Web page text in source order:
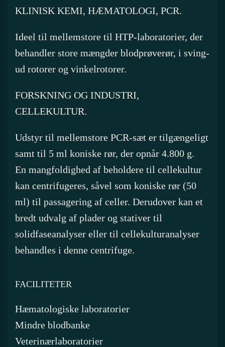
KLINISK KEMI, HÆMATOLOGI, PCR.
Ideel til mellemstore til HTP-laboratorier, der
behandler store mængder blodprøverør, i sving-
ud rotorer og vinkelrotorer.
FORSKNING OG INDUSTRI,
CELLEKULTUR.
Udstyr til mellemstore PCR-sæt er tilgængeligt
samt til 5 ml koniske rør, der opnår 4.800 g.
En mangfoldighed af beholdere til cellekultur
kan centrifugeres, såvel som koniske rør (50
ml) til passagering af celler. Derudover kan et
bredt udvalg af plader og stativer til
solidfaseanalyser eller til cellekulturanalyser
behandles i denne centrifuge.
FACILITETER
Hæmatologiske laboratorier
Mindre blodbanke
Veterinærlaboratorier